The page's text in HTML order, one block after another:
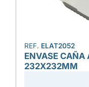
REF. ELAT2052
ENVASE CAÑA
232X232MM